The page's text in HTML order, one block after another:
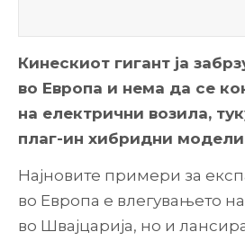
Кинескиот гигант ја
во Европа и нема да се
на електрични возила,
плаг-ин хибридни
Најновите примери за
во Европа е влегувањето
во Швајцарија, но и